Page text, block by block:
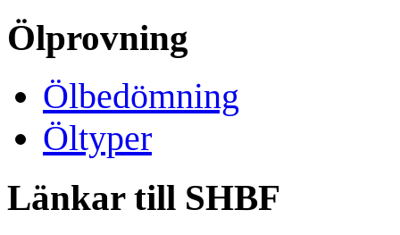
Ölprovning
Ölbedömning
Öltyper
Länkar till SHBF